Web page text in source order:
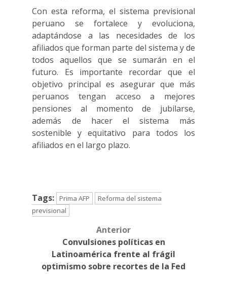
Con esta reforma, el sistema previsional
peruano se fortalece y evoluciona,
adaptándose a las necesidades de los
afiliados que forman parte del sistema y de
todos aquellos que se sumarán en el
futuro. Es importante recordar que el
objetivo principal es asegurar que más
peruanos tengan acceso a mejores
pensiones al momento de jubilarse,
además de hacer el sistema más
sostenible y equitativo para todos los
afiliados en el largo plazo.
Tags: Prima AFP
Reforma del sistema
previsional
navigation
Anterior
Convulsiones políticas en
Latinoamérica frente al frágil
optimismo sobre recortes de la Fed